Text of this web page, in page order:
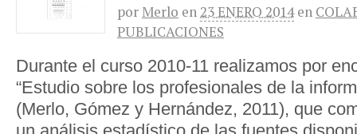
por Merlo en 23 ENERO 2014 en
PUBLICACIONES
Durante el curso 2010-11 realizamos por
“Estudio sobre los profesionales de la
(Merlo, Gómez y Hernández, 2011), que